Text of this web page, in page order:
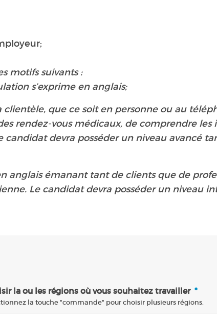
motifs suivants :
s’exprime en anglais;
que ce soit en personne ou au
rendez-vous médicaux, de comprendre les
candidat devra posséder un niveau avancé
émanant tant de clients que de
Le candidat devra posséder un niveau
la ou les régions où vous souhaitez travailler *
la touche "commande" pour choisir plusieurs régions.